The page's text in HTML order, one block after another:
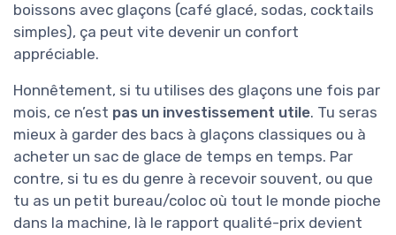
boissons avec glaçons (café glacé, sodas, cocktails
simples), ça peut vite devenir un confort
appréciable.
Honnêtement, si tu utilises des glaçons une fois par
mois, ce n’est pas un investissement utile. Tu seras
mieux à garder des bacs à glaçons classiques ou à
acheter un sac de glace de temps en temps. Par
contre, si tu es du genre à recevoir souvent, ou que
tu as un petit bureau/coloc où tout le monde pioche
dans la machine, là le rapport qualité-prix devient